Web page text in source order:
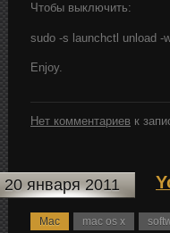
Чтобы выключить:
sudo -s launchctl unload -
Enjoy.
Нет комментариев к
20 января 2011
Mac mac os x